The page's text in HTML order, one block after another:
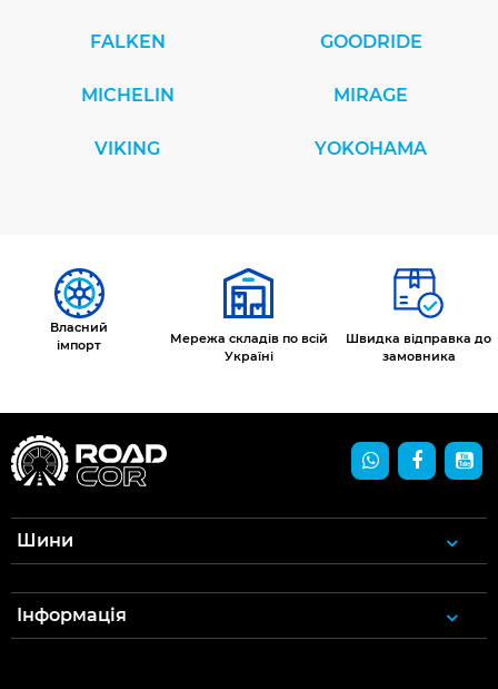
FALKEN GOODRIDE
MICHELIN MIRAGE
VIKING YOKOHAMA
Власний
імпорт
Мережа складів по всій
Україні
Швидка відправка до
замовника
Шини
Інформація